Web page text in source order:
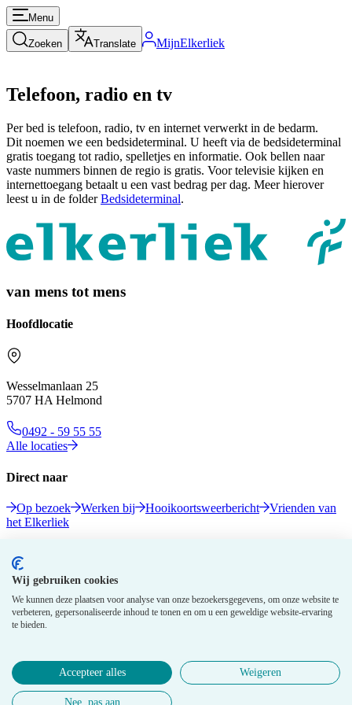
Wij gebruiken cookies
We kunnen deze plaatsen voor analyse van onze bezoekersgegevens, om onze website te
verbeteren, gepersonaliseerde inhoud te tonen en om u een geweldige website-ervaring
te bieden.
Accepteer alles Weigeren
Nee, pas aan
Menu
Zoeken Translate MijnElkerliek
Telefoon, radio en tv
Per bed is telefoon, radio, tv en internet verwerkt in de bedarm.
Dit noemen we een bedsideterminal. U heeft via de bedsideterminal
gratis toegang tot radio, spelletjes en informatie. Ook bellen naar
vaste nummers binnen de regio is gratis. Voor televisie kijken en
internettoegang betaalt u een vast bedrag per dag. Meer hierover
leest u in de folderBedsideterminal.
van mens tot mens
Hoofdlocatie
Wesselmanlaan 25
5707 HA Helmond
0492 - 59 55 55
Alle locaties
Direct naar
Op bezoek Werken bij Hooikoortsweerbericht
Vrienden van
het Elkerliek
© 2026 Elkerliek - Alle rechten voorbehouden